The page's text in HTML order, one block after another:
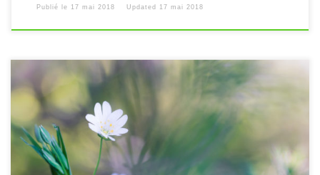
Publié le 17 mai 2018 Updated 17 mai 2018
[…]